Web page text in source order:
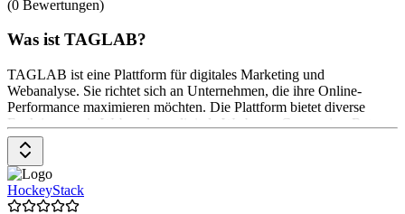
(0 Bewertungen)
Was ist TAGLAB?
TAGLAB ist eine Plattform für digitales Marketing und
Webanalyse. Sie richtet sich an Unternehmen, die ihre Online-
Performance maximieren möchten. Die Plattform bietet diverse
Funktionen wie Webanalyse, digitale Werbung, Conversion-Rate-
Optimierung, Entwicklung und Betrieb, Umsatzoptimierung und
Suchmaschinenoptimierung. Zudem bietet sie eine Reihe von
Technologien wie Google Ads, Figma, LinkedIn Advertising und
viele mehr. Die Preisgestaltung variiert je nach den gewählten
Dienstleistungen und kann auf Anfrage bereitgestellt werden.
HockeyStack